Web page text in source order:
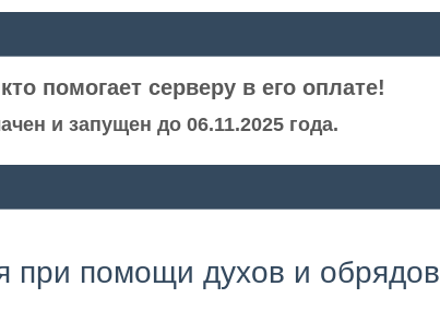
помогает серверу в его оплате!
и запущен до 06.11.2025 года.
при помощи духов и обрядов